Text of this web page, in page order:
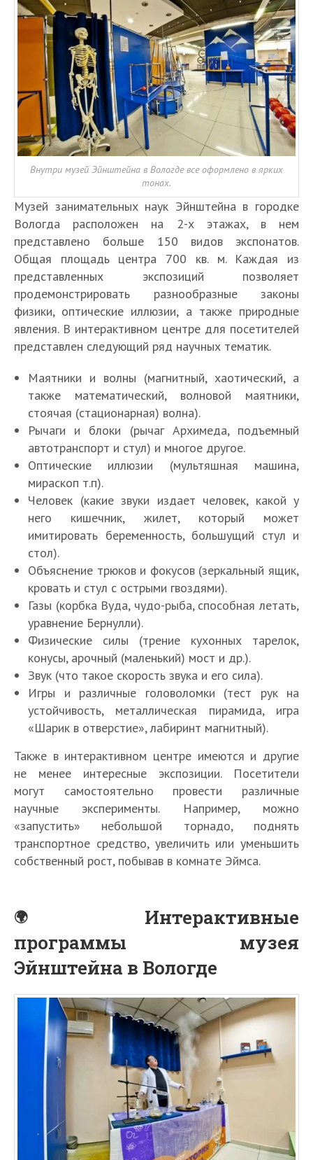
Внутри музей Эйнштейна в Вологде все оформлено в ярких
тонах.
Музей занимательных наук Эйнштейна в городке
Вологда расположен на 2-х этажах, в нем
представлено больше 150 видов экспонатов.
Общая площадь центра 700 кв. м. Каждая из
представленных экспозиций позволяет
продемонстрировать разнообразные законы
физики, оптические иллюзии, а также природные
явления. В интерактивном центре для посетителей
представлен следующий ряд научных тематик.
Маятники и волны (магнитный, хаотический, а
также математический, волновой маятники,
стоячая (стационарная) волна).
Рычаги и блоки (рычаг Архимеда, подъемный
автотранспорт и стул) и многое другое.
Оптические иллюзии (мультяшная машина,
мираскоп т.п).
Человек (какие звуки издает человек, какой у
него кишечник, жилет, который может
имитировать беременность, большущий стул и
стол).
Объяснение трюков и фокусов (зеркальный ящик,
кровать и стул с острыми гвоздями).
Газы (корбка Вуда, чудо-рыба, способная летать,
уравнение Бернулли).
Физические силы (трение кухонных тарелок,
конусы, арочный (маленький) мост и др.).
Звук (что такое скорость звука и его сила).
Игры и различные головоломки (тест рук на
устойчивость, металлическая пирамида, игра
«Шарик в отверстие», лабиринт магнитный).
Также в интерактивном центре имеются и другие
не менее интересные экспозиции. Посетители
могут самостоятельно провести различные
научные эксперименты. Например, можно
«запустить» небольшой торнадо, поднять
транспортное средство, увеличить или уменьшить
собственный рост, побывав в комнате Эймса.
Интерактивные
программы музея
Эйнштейна в Вологде